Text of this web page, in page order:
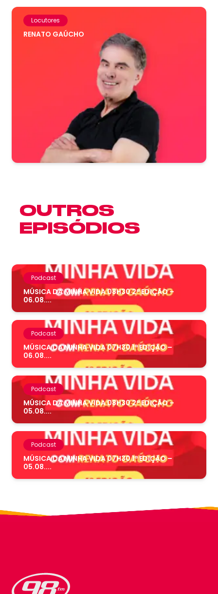
Locutores
RENATO GAÚCHO
OUTROS
EPISÓDIOS
Podcast
MÚSICA DA MINHA VIDA 08H30 2ª EDIÇÃO –
06.08....
Podcast
MÚSICA DA MINHA VIDA 07H30 1ª EDIÇÃO –
06.08....
Podcast
MÚSICA DA MINHA VIDA 08H30 2ª EDIÇÃO –
05.08....
Podcast
MÚSICA DA MINHA VIDA 07H30 1ª EDIÇÃO –
05.08....